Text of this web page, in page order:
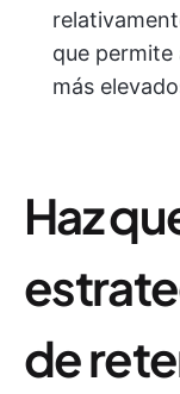
que permite
más
Haz
de